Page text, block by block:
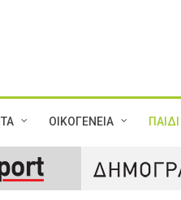
ΟΙΚΟΓΕΝΕΙΑ ΠΑΙΔΙ